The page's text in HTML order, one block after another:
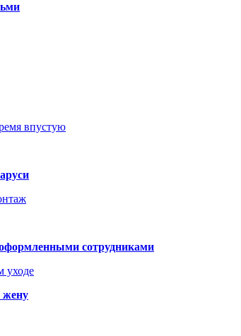
впустую
сотрудниками
уходе
жену